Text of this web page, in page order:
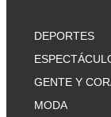
DEPORTES
GENTE Y
MODA